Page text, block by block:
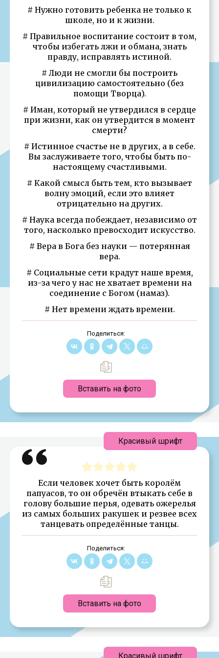
# Нужно готовить ребенка не только к
школе, но и к жизни.
# Правильное воспитание состоит в том,
чтобы избегать лжи и обмана, знать
правду, исправлять истиной.
# Люди не смогли бы построить
цивилизацию самостоятельно (без
помощи Творца).
# Иман, который не утвердился в сердце
при жизни, как он утвердится в момент
смерти?
# Истинное счастье не в других, а в себе.
Вы заслуживаете того, чтобы быть по-
настоящему счастливыми.
# Какой смысл быть тем, кто вызывает
волну эмоций, если это влияет
отрицательно на других.
# Наука всегда побеждает, независимо от
того, насколько превосходит искусство.
# Вера в Бога без науки — потерянная
вера.
# Социальные сети крадут наше время,
из-за чего у нас не хватает времени на
соединение с Богом (намаз).
# Нет времени ждать времени.
Поделиться:
Вставить на фото
Если человек хочет быть королём
папуасов, то он обречён втыкать себе в
голову большие перья, одевать ожерелья
из самых больших ракушек и резвее всех
танцевать определённые танцы.
Поделиться:
Вставить на фото
Красивый шрифт
Красивый шрифт